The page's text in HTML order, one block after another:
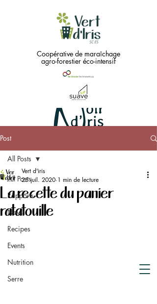
Coopérative de maraîchage
agro-forestier éco-intensif
Green
Black !!
Post
All Posts
Rapports
News
Recipes
Events
Nutrition
Serre
All Posts
La recette du panier
ratatouille
Vert d'iris
25 juil. 2020 1 min de lecture